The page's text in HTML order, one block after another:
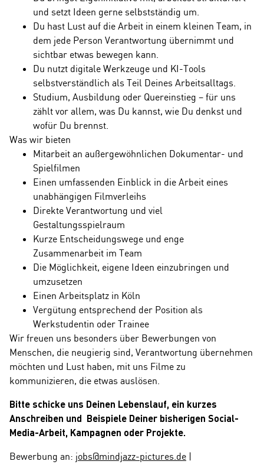
und setzt Ideen gerne selbstständig um.
Du hast Lust auf die Arbeit in einem kleinen Team, in
dem jede Person Verantwortung übernimmt und
sichtbar etwas bewegen kann.
Du nutzt digitale Werkzeuge und KI-Tools
selbstverständlich als Teil Deines Arbeitsalltags.
Studium, Ausbildung oder Quereinstieg – für uns
zählt vor allem, was Du kannst, wie Du denkst und
wofür Du brennst.
Was wir bieten
Mitarbeit an außergewöhnlichen Dokumentar- und
Spielfilmen
Einen umfassenden Einblick in die Arbeit eines
unabhängigen Filmverleihs
Direkte Verantwortung und viel
Gestaltungsspielraum
Kurze Entscheidungswege und enge
Zusammenarbeit im Team
Die Möglichkeit, eigene Ideen einzubringen und
umzusetzen
Einen Arbeitsplatz in Köln
Vergütung entsprechend der Position als
Werkstudentin oder Trainee
Wir freuen uns besonders über Bewerbungen von
Menschen, die neugierig sind, Verantwortung übernehmen
möchten und Lust haben, mit uns Filme zu
kommunizieren, die etwas auslösen.
Bitte schicke uns Deinen Lebenslauf, ein kurzes
Anschreiben und Beispiele Deiner bisherigen Social-
Media-Arbeit, Kampagnen oder Projekte.
Bewerbung an: jobs@mindjazz-pictures.de |